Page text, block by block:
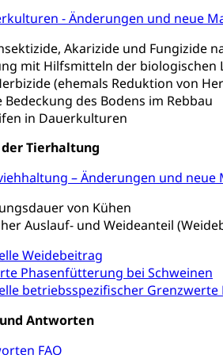
- Änderungen und neue
Akarizide und Fungizide
mit Hilfsmitteln der biologischen
(ehemals Reduktion von
Bedeckung des Bodens im Rebbau
in Dauerkulturen
Tierhaltung
– Änderungen und
von Kühen
Auslauf- und Weideanteil
Weidebeitrag
Phasenfütterung bei Schweinen
betriebsspezifischer
Antworten
FAQ
Menschen mit
Landesbibliothek
Zentral- und
Bibliotheken
Kunst & Kultur (Luzern
Denkmalpflege,
Kulturpreis,
Entwicklung, Programmbeiträge,
Kulturgesuche, Kulturvermittlung